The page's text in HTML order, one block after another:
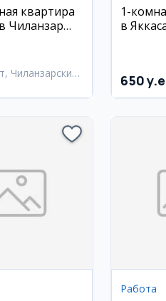
квартира
Чиланзар
Чиланзарский
1-
в
650 y.e
Работа